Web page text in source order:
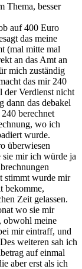
Thema, besser
auf 400 Euro
das meine
(mal mitte mal
an das Amt an
mich zuständig
das mir 240
der Verdienst nicht
dann das debakel
berechnet
wo ich
wurde.
überwiesen
sie mir ich würde ja
stimmt wurde mir
bekomme,
Zeit gelassen.
wo sie mir
obwohl meine
mir eintraff, und
weiteren sah ich
auf einmal
aber erst als ich